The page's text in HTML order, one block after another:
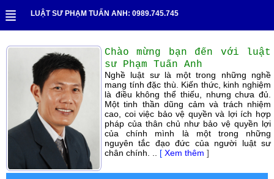
LUẬT SƯ PHẠM TUẤN ANH: 0989.745.745
Chào mừng bạn đến với luật
sư Phạm Tuấn Anh
Nghề luật sư là một trong những nghề
mang tính đặc thù. Kiến thức, kinh nghiệm
là điều không thể thiếu, nhưng chưa đủ.
Một tinh thần dũng cảm và trách nhiệm
cao, coi việc bảo vệ quyền và lợi ích hợp
pháp của thân chủ như bảo vệ quyền lợi
của chính mình là một trong những
nguyên tắc đạo đức của người luật sư
chân chính. .. [ Xem thêm ]